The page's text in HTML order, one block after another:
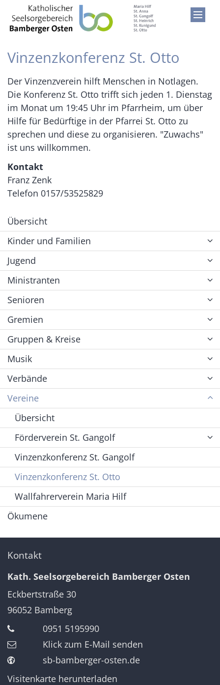
Zum Inhalt springen
Vinzenzkonferenz St. Otto
Der Vinzenzverein hilft Menschen in Notlagen.
Die Konferenz St. Otto trifft sich jeden 1. Dienstag
im Monat um 19:45 Uhr im Pfarrheim, um über
Hilfe für Bedürftige in der Pfarrei St. Otto zu
sprechen und diese zu organisieren. "Zuwachs"
ist uns willkommen.
Kontakt
Franz Zenk
Telefon 0157/53525829
Übersicht
Kinder und Familien
Jugend
Ministranten
Senioren
Gremien
Gruppen & Kreise
Musik
Verbände
Vereine
Übersicht
Förderverein St. Gangolf
Vinzenzkonferenz St. Gangolf
Vinzenzkonferenz St. Otto
Wallfahrerverein Maria Hilf
Ökumene
Kontakt
Kath. Seelsorgebereich Bamberger Osten
Eckbertstraße 30
96052 Bamberg
0951 5195990
Klick zum E-Mail senden
sb-bamberger-osten.de
Visitenkarte herunterladen